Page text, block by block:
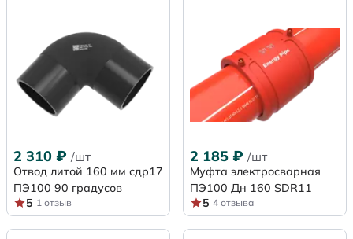
2 310 ₽ /шт
Отвод литой 160 мм сдр17
ПЭ100 90 градусов
5 1 отзыв
2 185 ₽ /шт
Муфта электросварная
ПЭ100 Дн 160 SDR11
5 4 отзыва